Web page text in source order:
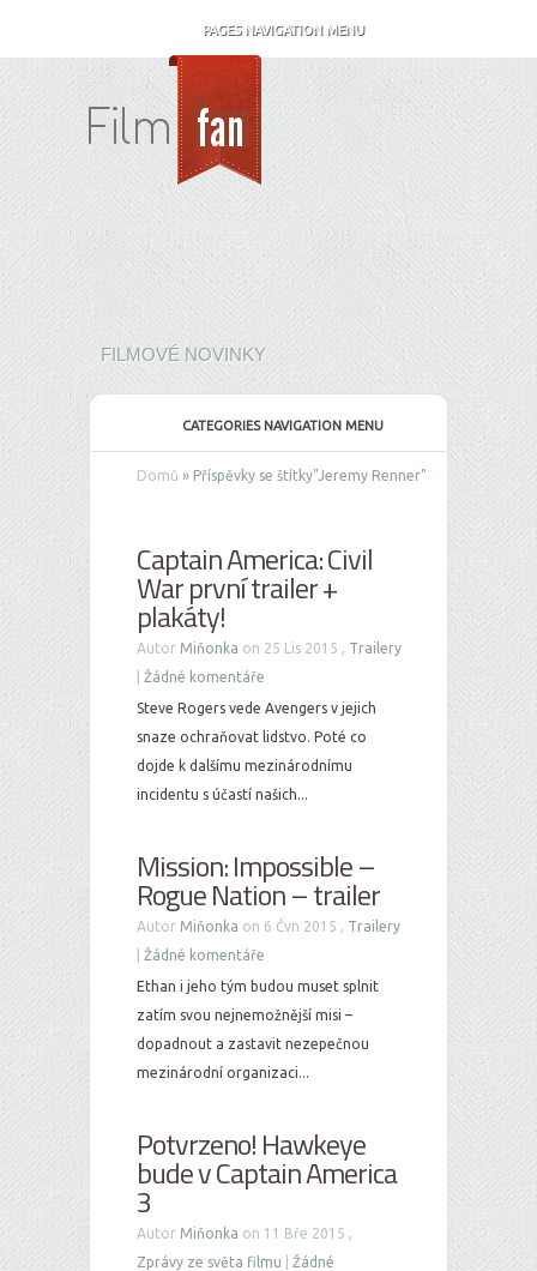
PAGES NAVIGATION MENU
FILMOVÉ NOVINKY
CATEGORIES NAVIGATION MENU
Domů » Příspěvky se štítky"Jeremy Renner"
Captain America: Civil
War první trailer +
plakáty!
Autor Miňonka on 25 Lis 2015 , Trailery
Žádné komentáře
Steve Rogers vede Avengers v jejich
snaze ochraňovat lidstvo. Poté co
dojde k dalšímu mezinárodnímu
incidentu s účastí našich...
Mission: Impossible –
Rogue Nation – trailer
Autor Miňonka on 6 Čvn 2015 , Trailery
Žádné komentáře
Ethan i jeho tým budou muset splnit
zatím svou nejnemožnější misi –
dopadnout a zastavit nezepečnou
mezinárodní organizaci...
Potvrzeno! Hawkeye
bude v Captain America
3
Autor Miňonka on 11 Bře 2015 ,
Zprávy ze světa filmu
Žádné